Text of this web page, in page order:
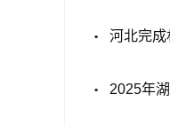
河北完成
2025年